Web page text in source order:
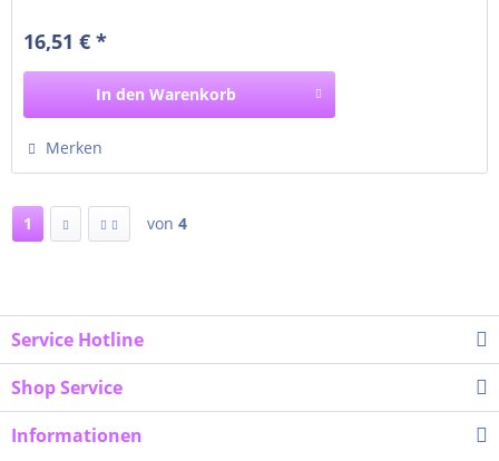
16,51 € *
In den Warenkorb
Merken
1 von 4
Service Hotline
Shop Service
Informationen